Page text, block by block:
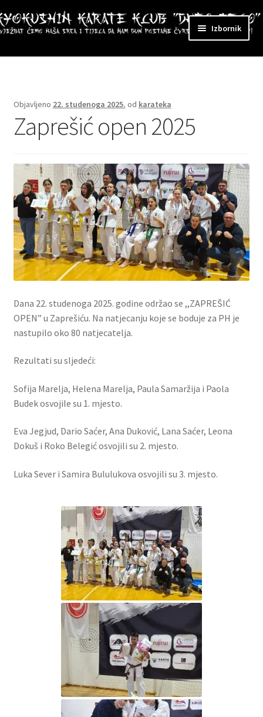
Preskoči
na
Skoči
do
Izbornik
Objavljeno 22. studenoga 2025. od karateka
Zaprešić open 2025
Dana 22. studenoga 2025. godine održao se ,,ZAPREŠIĆ
OPEN” u Zaprešiću. Na natjecanju koje se boduje za PH je
nastupilo oko 80 natjecatelja.
Rezultati su sljedeći:
Sofija Marelja, Helena Marelja, Paula Samaržija i Paola
Budek osvojile su 1. mjesto.
Eva Jegjud, Dario Saćer, Ana Duković, Lana Saćer, Leona
Dokuš i Roko Belegić osvojili su 2. mjesto.
Luka Sever i Samira Bululukova osvojili su 3. mjesto.